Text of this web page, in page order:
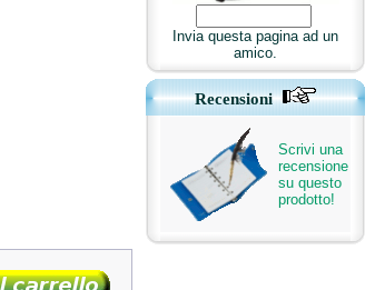
Invia questa pagina ad un
amico.
Recensioni
Scrivi una
recensione
su questo
prodotto!